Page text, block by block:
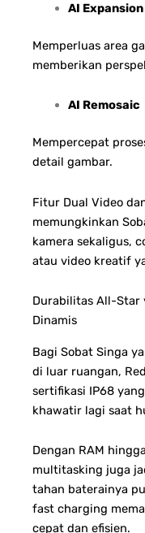
AI Expansion
Memperluas area
memberikan
AI Remosaic
Mempercepat
detail gambar.
Fitur Dual Video
memungkinkan
kamera sekaligus,
atau video kreatif
Durabilitas All-Star
Dinamis
Bagi Sobat Singa
di luar ruangan,
sertifikasi IP68
khawatir lagi saat
Dengan RAM
multitasking juga
tahan baterainya
fast charging
cepat dan efisien.